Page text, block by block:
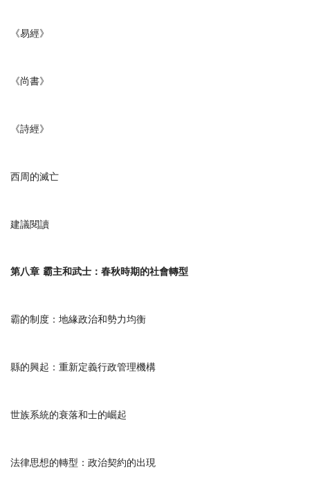
《易經》
《尚書》
《詩經》
西周的滅亡
建議閱讀
第八章 霸主和武士：春秋時期的社會轉型
霸的制度：地緣政治和勢力均衡
縣的興起：重新定義行政管理機構
世族系統的衰落和士的崛起
法律思想的轉型：政治契約的出現